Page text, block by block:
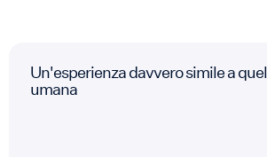
Un'esperienza davvero simile a
umana